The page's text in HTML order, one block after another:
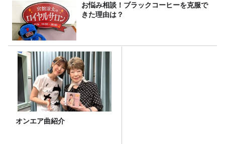
お悩み相談！ブラックコーヒーを克服で
きた理由は？
オンエア曲紹介